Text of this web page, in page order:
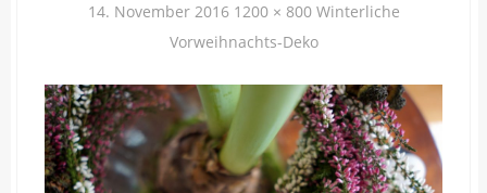
14. November 2016 1200 × 800 Winterliche
Vorweihnachts-Deko